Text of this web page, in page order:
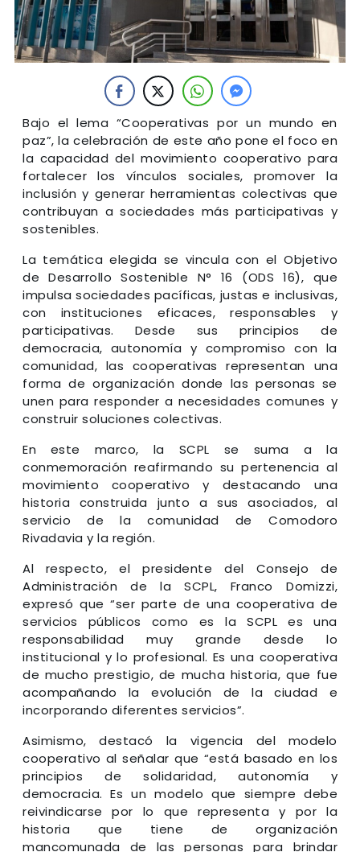
Bajo el lema “Cooperativas por un mundo en
paz”, la celebración de este año pone el foco en
la capacidad del movimiento cooperativo para
fortalecer los vínculos sociales, promover la
inclusión y generar herramientas colectivas que
contribuyan a sociedades más participativas y
sostenibles.
La temática elegida se vincula con el Objetivo
de Desarrollo Sostenible N° 16 (ODS 16), que
impulsa sociedades pacíficas, justas e inclusivas,
con instituciones eficaces, responsables y
participativas. Desde sus principios de
democracia, autonomía y compromiso con la
comunidad, las cooperativas representan una
forma de organización donde las personas se
unen para responder a necesidades comunes y
construir soluciones colectivas.
En este marco, la SCPL se suma a la
conmemoración reafirmando su pertenencia al
movimiento cooperativo y destacando una
historia construida junto a sus asociados, al
servicio de la comunidad de Comodoro
Rivadavia y la región.
Al respecto, el presidente del Consejo de
Administración de la SCPL, Franco Domizzi,
expresó que “ser parte de una cooperativa de
servicios públicos como es la SCPL es una
responsabilidad muy grande desde lo
institucional y lo profesional. Es una cooperativa
de mucho prestigio, de mucha historia, que fue
acompañando la evolución de la ciudad e
incorporando diferentes servicios”.
Asimismo, destacó la vigencia del modelo
cooperativo al señalar que “está basado en los
principios de solidaridad, autonomía y
democracia. Es un modelo que siempre debe
reivindicarse por lo que representa y por la
historia que tiene de organización
mancomunada de las personas para brindar